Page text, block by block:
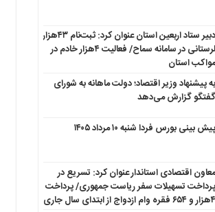
دبیر ستاد اربعین استان عنوان کرد: ثبت‌نام ۴۳هزار
لرستانی در سامانه سماح/ فعالیت ۴هزار خادم در
استان
به پیشنهاد وزیر اقتصاد؛ دولت ماهانه به شورای
گفتگو گزارش می‌دهد
پیش بینی بورس فردا شنبه ۱۰ مرداد ۱۴۰۵
اقتصادی استاندار عنوان کرد: تسریع در
پرداخت تسهیلات سفر ریاست جمهوری/ پرداخت
۴هزار و ۶۵۴ فقره وام ازدواج از ابتدای سال جاری